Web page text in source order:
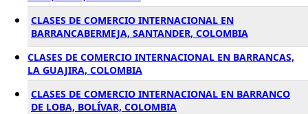
CLASES DE COMERCIO INTERNACIONAL EN
BARRANCABERMEJA, SANTANDER, COLOMBIA
CLASES DE COMERCIO INTERNACIONAL EN BARRANCAS,
LA GUAJIRA, COLOMBIA
CLASES DE COMERCIO INTERNACIONAL EN BARRANCO
DE LOBA, BOLÍVAR, COLOMBIA